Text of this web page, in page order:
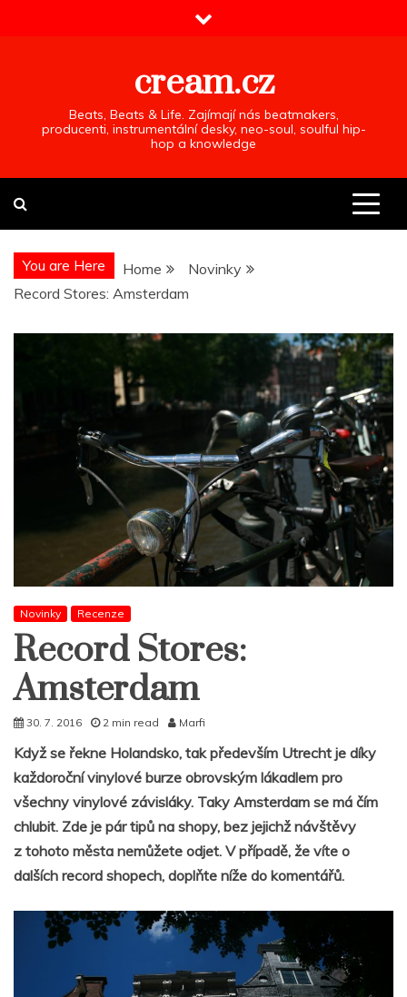
cream.cz
Beats, Beats & Life. Zajímají nás beatmakers,
producenti, instrumentální desky, neo-soul, soulful hip-
hop a knowledge
You are Here Home
Novinky
Record Stores: Amsterdam
Novinky Recenze
Record Stores:
Amsterdam
30. 7. 2016 2 min read Marfi
Když se řekne Holandsko, tak především Utrecht je díky
každoroční vinylové burze obrovským lákadlem pro
všechny vinylové závisláky. Taky Amsterdam se má čím
chlubit. Zde je pár tipů na shopy, bez jejichž návštěvy
z tohoto města nemůžete odjet. V případě, že víte o
dalších record shopech, doplňte níže do komentářů.